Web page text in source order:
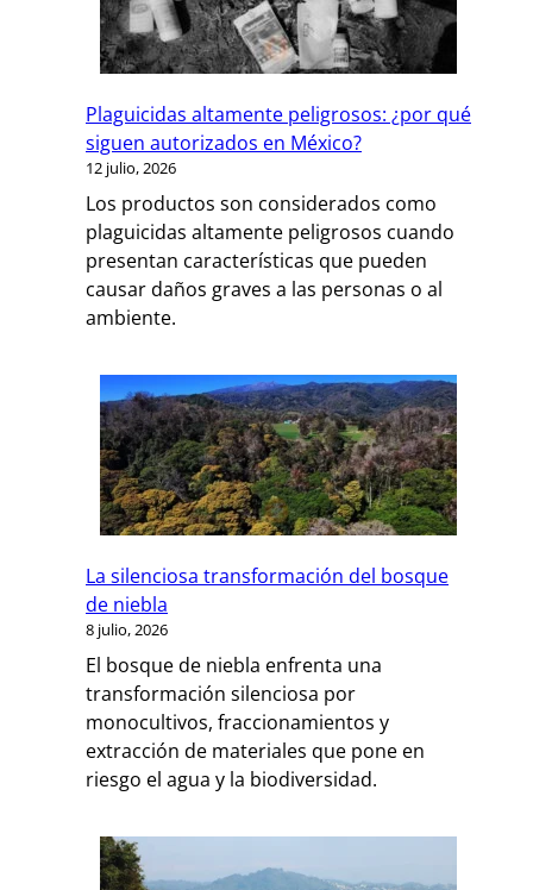
Plaguicidas altamente peligrosos: ¿por qué
siguen autorizados en México?
12 julio, 2026
Los productos son considerados como
plaguicidas altamente peligrosos cuando
presentan características que pueden
causar daños graves a las personas o al
ambiente.
La silenciosa transformación del bosque
de niebla
8 julio, 2026
El bosque de niebla enfrenta una
transformación silenciosa por
monocultivos, fraccionamientos y
extracción de materiales que pone en
riesgo el agua y la biodiversidad.